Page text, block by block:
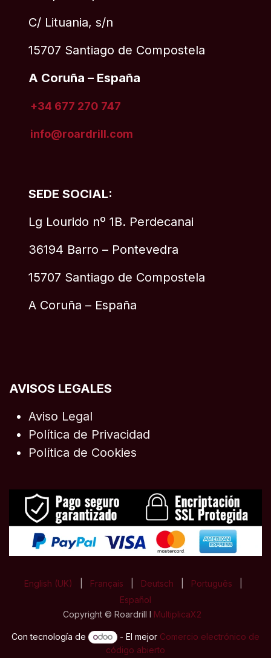
SEDE SOCIAL:
Lg Lourido nº 1B. Perdecanai
36194 Barro – Pontevedra
15707 Santiago de Compostela
A Coruña – España
C/ Lituania, s/n
15707 Santiago de Compostela
A Coruña – España
+34 677 270 747
info@roardrill.com
AVISOS LEGALES
Aviso Legal
Política de Privacidad
Política de Cookies
Copyright © Roardrill I MultiplicaX2
English (UK) Français Deutsch Português
Español
Con tecnología de - El mejor Comercio electrónico de
código abierto